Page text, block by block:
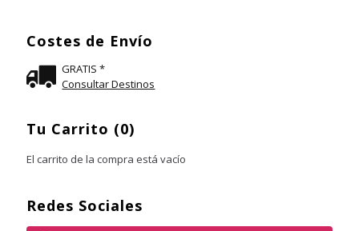
Costes de Envío
GRATIS *
Consultar Destinos
Tu Carrito (0)
El carrito de la compra está vacío
Redes Sociales